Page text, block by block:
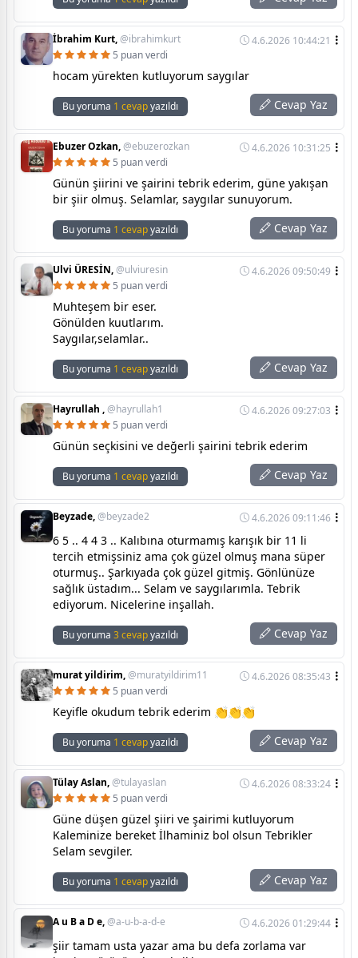
İbrahim Kurt,@ibrahimkurt
4.6.2026 10:44:21
5 puan verdi
hocam yürekten kutluyorum saygılar
Bu yoruma 1 cevapyazıldı Cevap Yaz
Ebuzer Ozkan,@ebuzerozkan
4.6.2026 10:31:25
5 puan verdi
Günün şiirini ve şairini tebrik ederim, güne yakışan
bir şiir olmuş. Selamlar, saygılar sunuyorum.
Bu yoruma 1 cevapyazıldı Cevap Yaz
Ulvi ÜRESİN,@ulviuresin
4.6.2026 09:50:49
5 puan verdi
Muhteşem bir eser.
Gönülden kuutlarım.
Saygılar,selamlar..
Bu yoruma 1 cevapyazıldı Cevap Yaz
Hayrullah ,@hayrullah1
4.6.2026 09:27:03
5 puan verdi
Günün seçkisini ve değerli şairini tebrik ederim
Bu yoruma 1 cevapyazıldı Cevap Yaz
Beyzade,@beyzade2 4.6.2026 09:11:46
6 5 .. 4 4 3 .. Kalıbına oturmamış karışık bir 11 li
tercih etmişsiniz ama çok güzel olmuş mana süper
oturmuş.. Şarkıyada çok güzel gitmiş. Gönlünüze
sağlık üstadım... Selam ve saygılarımla. Tebrik
ediyorum. Nicelerine inşallah.
Bu yoruma 3 cevapyazıldı Cevap Yaz
murat yildirim,@muratyildirim11
4.6.2026 08:35:43
5 puan verdi
Keyifle okudum tebrik ederim 👏👏👏
Bu yoruma 1 cevapyazıldı Cevap Yaz
Tülay Aslan,@tulayaslan
4.6.2026 08:33:24
5 puan verdi
Güne düşen güzel şiiri ve şairimi kutluyorum
Kaleminize bereket İlhaminiz bol olsun Tebrikler
Selam sevgiler.
Bu yoruma 1 cevapyazıldı Cevap Yaz
A u B a D e,@a-u-b-a-d-e 4.6.2026 01:29:44
şiir tamam usta yazar ama bu defa zorlama var